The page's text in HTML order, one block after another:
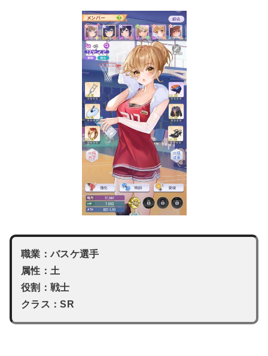
職業：バスケ選手
属性：土
役割：戦士
クラス：SR